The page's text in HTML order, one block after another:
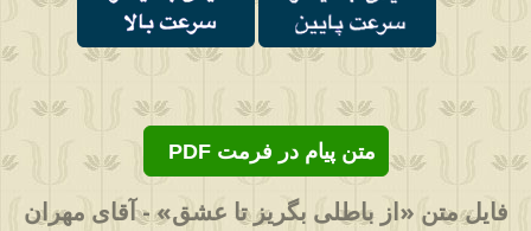
PDF متن پیام در فرمت
فایل متن «از باطلی بگریز تا عشق» - آقای مهران